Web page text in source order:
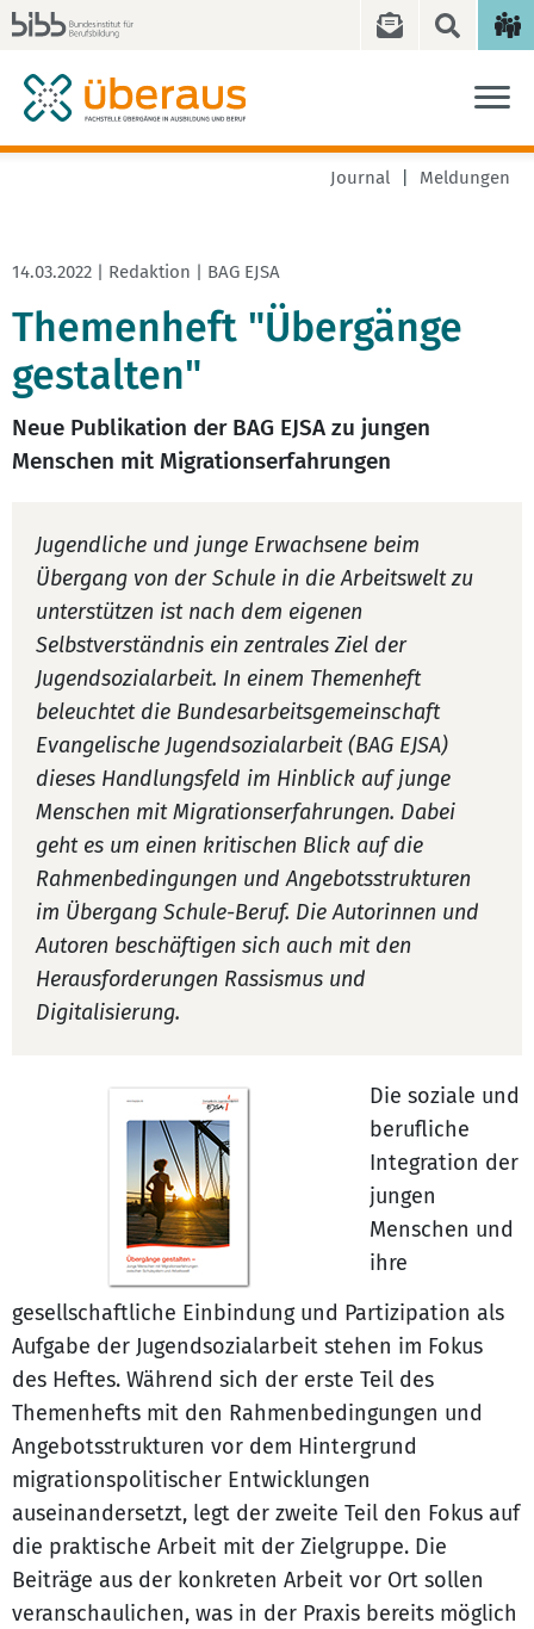
Journal Meldungen
14.03.2022 | Redaktion | BAG EJSA
Themenheft "Übergänge
gestalten"
Neue Publikation der BAG EJSA zu jungen
Menschen mit Migrationserfahrungen
Jugendliche und junge Erwachsene beim
Übergang von der Schule in die Arbeitswelt zu
unterstützen ist nach dem eigenen
Selbstverständnis ein zentrales Ziel der
Jugendsozialarbeit. In einem Themenheft
beleuchtet die Bundesarbeitsgemeinschaft
Evangelische Jugendsozialarbeit (BAG EJSA)
dieses Handlungsfeld im Hinblick auf junge
Menschen mit Migrationserfahrungen. Dabei
geht es um einen kritischen Blick auf die
Rahmenbedingungen und Angebotsstrukturen
im Übergang Schule-Beruf. Die Autorinnen und
Autoren beschäftigen sich auch mit den
Herausforderungen Rassismus und
Digitalisierung.
Die soziale und
berufliche
Integration der
jungen
Menschen und
ihre
gesellschaftliche Einbindung und Partizipation als
Aufgabe der Jugendsozialarbeit stehen im Fokus
des Heftes. Während sich der erste Teil des
Themenhefts mit den Rahmenbedingungen und
Angebotsstrukturen vor dem Hintergrund
migrationspolitischer Entwicklungen
auseinandersetzt, legt der zweite Teil den Fokus auf
die praktische Arbeit mit der Zielgruppe. Die
Beiträge aus der konkreten Arbeit vor Ort sollen
veranschaulichen, was in der Praxis bereits möglich